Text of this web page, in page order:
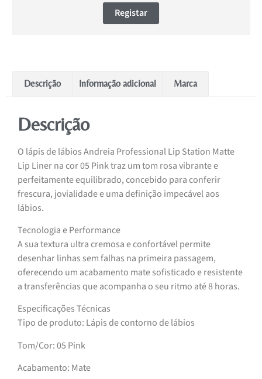
Registar
Descrição Informação adicional Marca
Descrição
O lápis de lábios Andreia Professional Lip Station Matte
Lip Liner na cor 05 Pink traz um tom rosa vibrante e
perfeitamente equilibrado, concebido para conferir
frescura, jovialidade e uma definição impecável aos
lábios.
Tecnologia e Performance
A sua textura ultra cremosa e confortável permite
desenhar linhas sem falhas na primeira passagem,
oferecendo um acabamento mate sofisticado e resistente
a transferências que acompanha o seu ritmo até 8 horas.
Especificações Técnicas
Tipo de produto: Lápis de contorno de lábios
Tom/Cor: 05 Pink
Acabamento: Mate